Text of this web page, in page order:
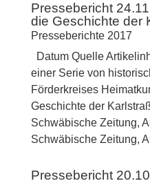
Pressebericht
die Geschichte der
Presseberichte 2017
Datum Quelle
einer Serie von
Förderkreises
Geschichte der
Schwäbische Zeitung,
Schwäbische Zeitung,
Pressebericht